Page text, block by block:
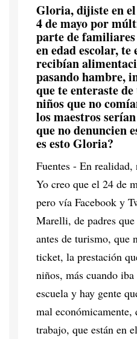
Gloria, dijiste en
4 de mayo por
parte de
en edad escolar, te
recibían
pasando hambre,
que te enteraste
niños que no
los maestros
que no denuncien
es esto Gloria?
Fuentes - En realidad,
Yo creo que el 24 de
pero vía Facebook y
Marelli, de padres
antes de turismo, que
ticket, la prestación
niños, más cuando
escuela y hay gente
mal económicamente,
trabajo, que están en